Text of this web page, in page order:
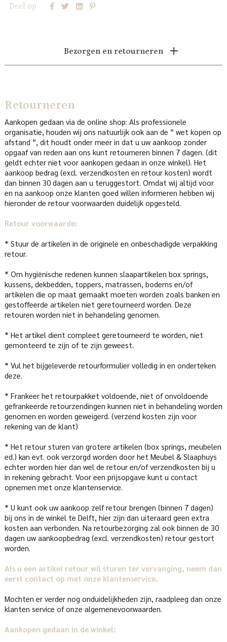
Deel op
Bezorgen en retourneren
Retourneren
Aankopen gedaan via de online shop: Als professionele
organisatie, houden wij ons natuurlijk ook aan de ” wet kopen op
afstand ”, dit houdt onder meer in dat u uw aankoop zonder
opgaaf van reden aan ons kunt retourneren binnen 7 dagen. (dit
geldt echter niet voor aankopen gedaan in onze winkel). Het
aankoop bedrag (excl. verzendkosten en retour kosten) wordt
dan binnen 30 dagen aan u teruggestort. Omdat wij altijd voor
en na aankoop onze klanten goed willen informeren hebben wij
hieronder de retour voorwaarden duidelijk opgesteld.
Retour voorwaarde:
* Stuur de artikelen in de originele en onbeschadigde verpakking
retour.
* Om hygiënische redenen kunnen slaapartikelen box springs,
kussens, dekbedden, toppers, matrassen, bodems en/of
artikelen die op maat gemaakt moeten worden zoals banken en
gestoffeerde artikelen niet geretourneerd worden. Deze
retouren worden niet in behandeling genomen.
* Het artikel dient compleet geretourneerd te worden, niet
gemonteerd te zijn of te zijn geweest.
* Vul het bijgeleverde retourformulier volledig in en onderteken
deze.
* Frankeer het retourpakket voldoende, niet of onvoldoende
gefrankeerde retourzendingen kunnen niet in behandeling worden
genomen en worden geweigerd. (verzend kosten zijn voor
rekening van de klant)
* Het retour sturen van grotere artikelen (box springs, meubelen
ed.) kan evt. ook verzorgd worden door het Meubel & Slaaphuys
echter worden hier dan wel de retour en/of verzendkosten bij u
in rekening gebracht. Voor een prijsopgave kunt u contact
opnemen met onze klantenservice.
* U kunt ook uw aankoop zelf retour brengen (binnen 7 dagen)
bij ons in de winkel te Delft, hier zijn dan uiteraard geen extra
kosten aan verbonden. Na retourbezorging zal ook binnen de 30
dagen uw aankoopbedrag (excl. verzendkosten) retour gestort
worden.
Als u een artikel retour wil sturen ter vervanging, neem dan
eerst contact op met onze klantenservice.
Mochten er verder nog onduidelijkheden zijn, raadpleeg dan onze
klanten service of onze algemenevoorwaarden.
Aankopen gedaan in de winkel: